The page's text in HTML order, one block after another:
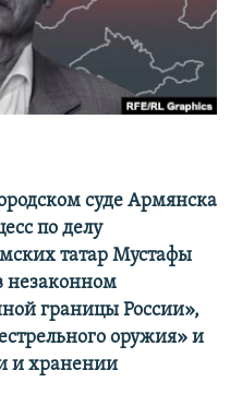
суде Армянска
по делу
татар Мустафы
незаконном
границы России»,
оружия» и
и хранении